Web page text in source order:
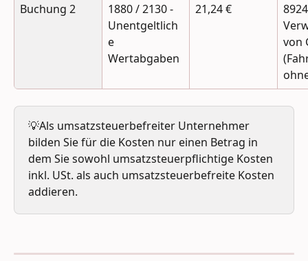
Buchung 2
1880 / 2130 -
Unentgeltlich
e
Wertabgaben
21,24 €
von
💡Als umsatzsteuerbefreiter Unternehmer
bilden Sie für die Kosten nur einen Betrag in
dem Sie sowohl umsatzsteuerpflichtige Kosten
inkl. USt. als auch umsatzsteuerbefreite Kosten
addieren.